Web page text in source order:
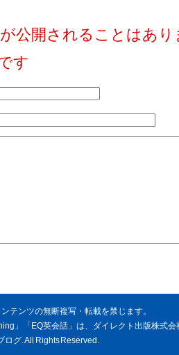
公開されることはあ
す
テンツの無断複写・転載を禁じます。
」「EQ英会話」は、ダイレクト出版株式
グ. All Rights Reserved.